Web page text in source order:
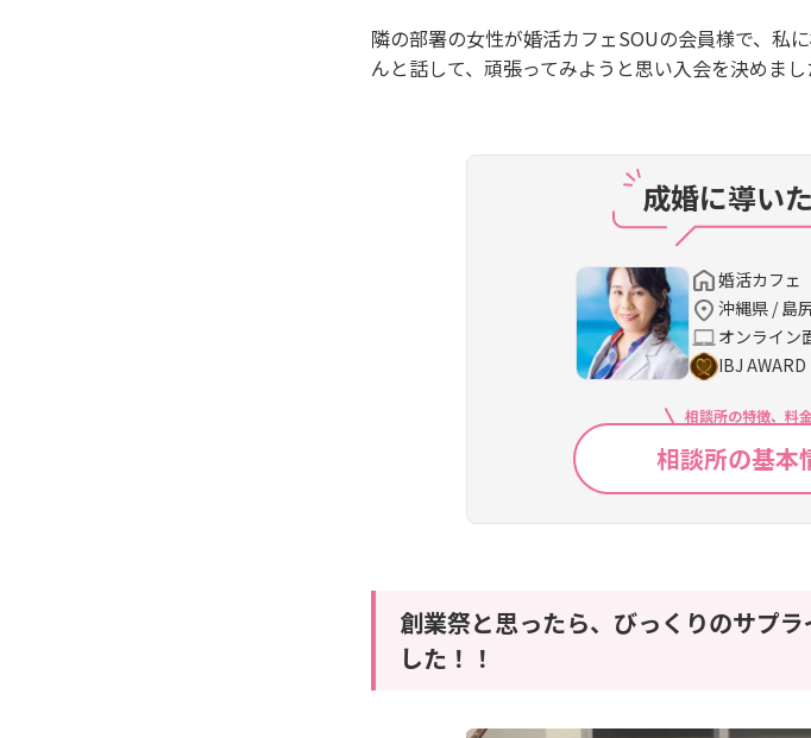
隣の部署の女性が婚活カフェSOUの会員様で、私
んと話して、頑張ってみようと思い入会を決めまし
成婚に導い
婚活カフ
沖縄県 / 島
オンライン
IBJ
相談所の特徴、料
相談所の基本
創業祭と思ったら、びっくりのサプ
した！！